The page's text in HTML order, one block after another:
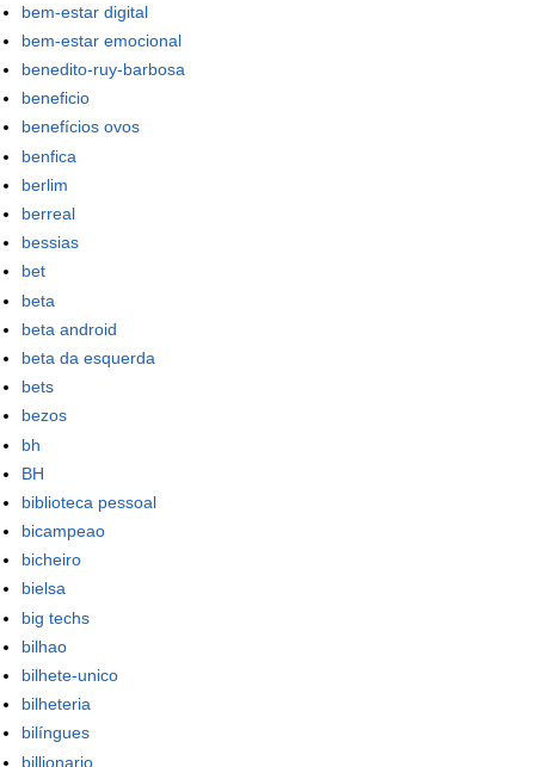
bem-estar digital
bem-estar emocional
benedito-ruy-barbosa
beneficio
benefícios ovos
benfica
berlim
berreal
bessias
bet
beta
beta android
beta da esquerda
bets
bezos
bh
BH
biblioteca pessoal
bicampeao
bicheiro
bielsa
big techs
bilhao
bilhete-unico
bilheteria
bilíngues
billionario